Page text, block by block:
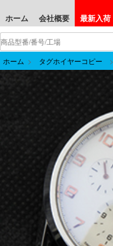
ホーム 会社概要 最新入荷
ホーム > タグホイヤーコピー >